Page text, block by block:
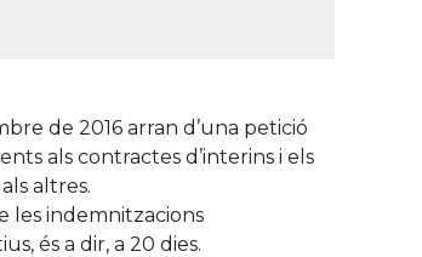
de 2016 arran d’una petició
als contractes d’interins i els
altres.
les indemnitzacions
és a dir, a 20 dies.